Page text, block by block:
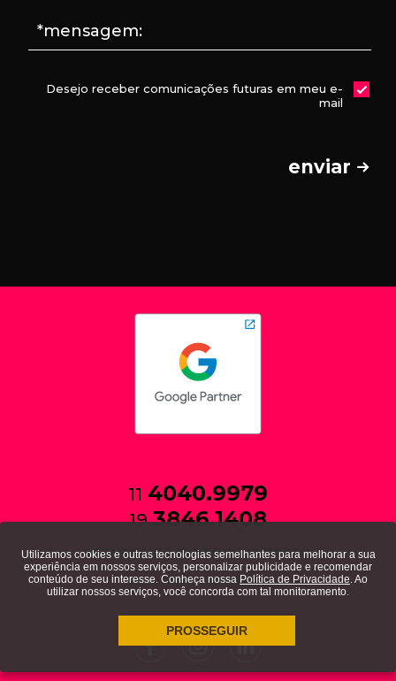
*mensagem:
Desejo receber comunicações futuras em meu e-
mail
enviar
11 4040.9979
19 3846.1408
ATENDEMOS EM TODO O BRASIL
política de privacidade
Utilizamos cookies e outras tecnologias semelhantes para melhorar a sua
experiência em nossos serviços, personalizar publicidade e recomendar
conteúdo de seu interesse. Conheça nossa Política de Privacidade. Ao
utilizar nossos serviços, você concorda com tal monitoramento.
PROSSEGUIR